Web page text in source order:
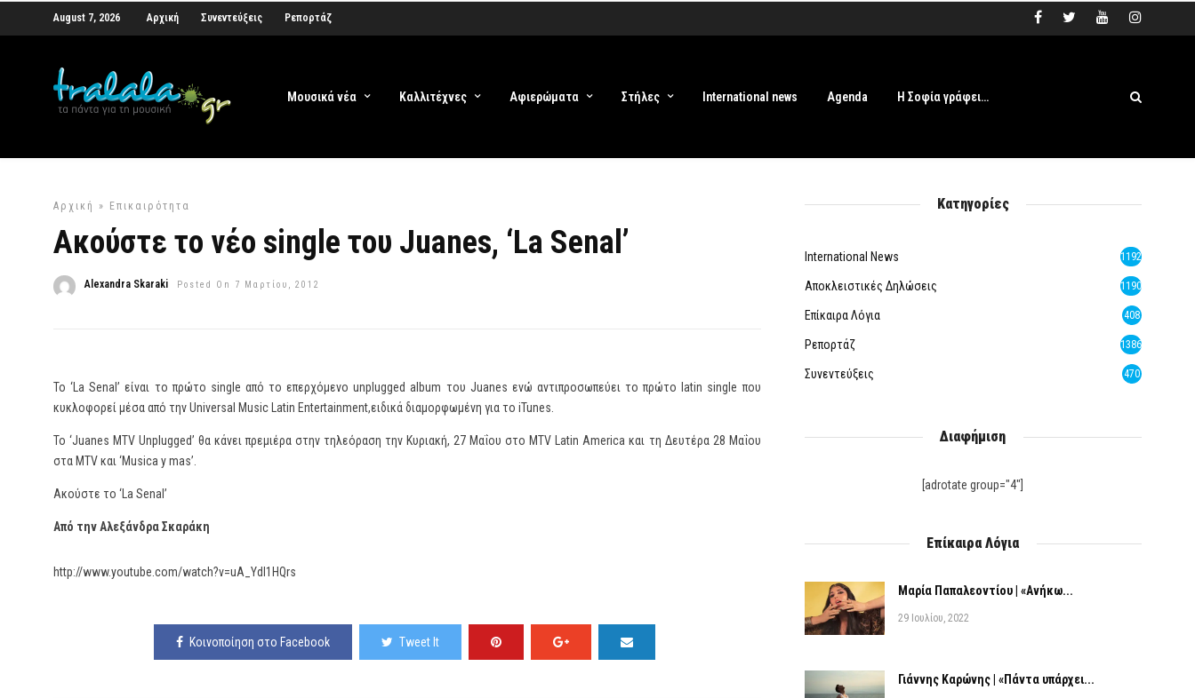
August 7, 2026 Αρχική Συνεντεύξεις Ρεπορτάζ
Μουσικά νέα Καλλιτέχνες Αφιερώματα Στήλες International news Agenda Η Σοφία γράφει…
Αρχική » Επικαιρότητα
Ακούστε το νέο single του Juanes, ‘La Senal’
Alexandra Skaraki Posted On 7 Μαρτίου, 2012
Το ‘La Senal’ είναι το πρώτο single από το επερχόμενο unplugged album του Juanes ενώ αντιπροσωπεύει το πρώτο latin single που
κυκλοφορεί μέσα από την Universal Music Latin Entertainment,ειδικά διαμορφωμένη για το iTunes.
To ‘Juanes MTV Unplugged’ θα κάνει πρεμιέρα στην τηλεόραση την Κυριακή, 27 Μαΐου στο MTV Latin America και τη Δευτέρα 28 Μαΐου
στα MTV και ‘Musica y mas’.
Ακούστε το ‘La Senal’
Από την Αλεξάνδρα Σκαράκη
http://www.youtube.com/watch?v=uA_Ydl1HQrs
Κοινοποίηση στο Facebook Tweet It
Κατηγορίες
International News 1192
Αποκλειστικές Δηλώσεις 1190
Επίκαιρα Λόγια 408
Ρεπορτάζ 1386
Συνεντεύξεις 470
Διαφήμιση
[adrotate group="4"]
Επίκαιρα Λόγια
Μαρία Παπαλεοντίου | «Ανήκω...
29 Ιουλίου, 2022
Γιάννης Καρώνης | «Πάντα υπάρχει...